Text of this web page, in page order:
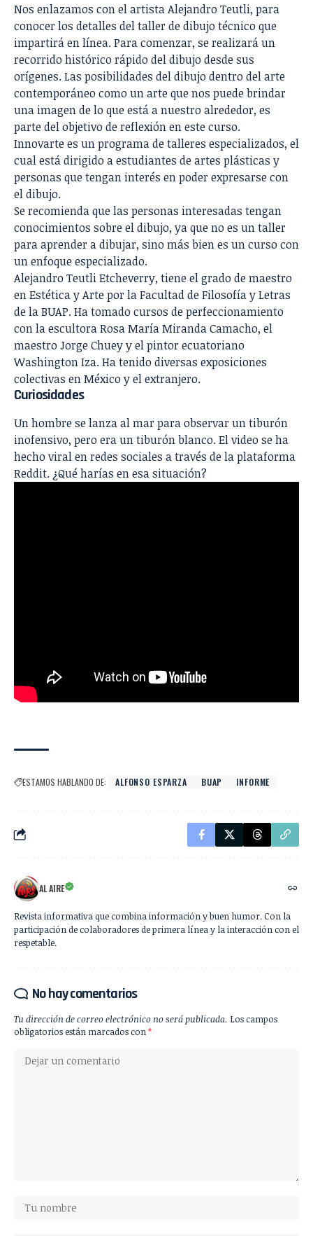
Nos enlazamos con el artista Alejandro Teutli, para
conocer los detalles deltaller de dibujo técnico que
impartirá en línea. Para comenzar, se realizará un
recorrido histórico rápido del dibujo desde sus
orígenes. Las posibilidades del dibujo dentro del arte
contemporáneo como un arte que nos puede brindar
una imagen de lo que está a nuestro alrededor, es
parte del objetivo de reflexión en este curso.
Innovarte es un programa de talleres especializados, el
cual está dirigido a estudiantes de artes plásticas y
personas que tengan interés en poder expresarse con
el dibujo.
Se recomienda que las personas interesadas tengan
conocimientos sobre el dibujo, ya que no es un taller
para aprender a dibujar, sino más bien es un curso con
un enfoque especializado.
Alejandro Teutli Etcheverry, tiene el grado de maestro
en Estética y Arte por la Facultad de Filosofía y Letras
de la BUAP. Ha tomado cursos de perfeccionamiento
con la escultora Rosa María Miranda Camacho, el
maestro Jorge Chuey y el pintor ecuatoriano
Washington Iza. Ha tenido diversas exposiciones
colectivas en México y el extranjero.
Curiosidades
Un hombre se lanza al mar para observar un tiburón
inofensivo, pero era un tiburón blanco.El video se ha
hecho viral en redes sociales a través de la plataforma
Reddit. ¿Qué harías en esa situación?
ESTAMOS HABLANDO DE: ALFONSO ESPARZA BUAP INFORME
AL AIRE
Revista informativa que combina información y buen humor. Con la
participación de colaboradores de primera línea y la interacción con el
respetable.
No hay comentarios
Tu dirección de correo electrónico no será publicada. Los campos
obligatorios están marcados con*